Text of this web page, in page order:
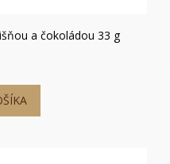
náhľad
a čokoládou 33 g